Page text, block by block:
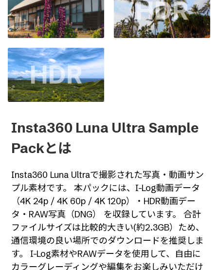
Insta360 Luna Ultra Sample
Packとは
Insta360 Luna Ultraで撮影された写真・動画サン
プル素材です。 本パックには、I-Log動画データ
（4K 24p / 4K 60p / 4K 120p）・HDR動画デー
タ・RAW写真（DNG） を収録しています。 合計
ファイルサイズは比較的大きい(約2.3GB）ため、
通信環境の良い場所でのダウンロードを推奨しま
す。 I-Log素材やRAWデータを使用して、自由に
カラーグレーディングや編集をお楽しみいただけ